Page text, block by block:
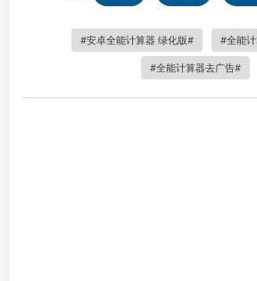
安卓全能计算器 绿化版 全能
全能计算器去广告